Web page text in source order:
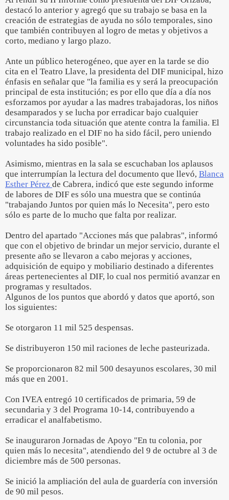
destacó lo anterior y agregó que su trabajo se basa en la
creación de estrategias de ayuda no sólo temporales, sino
que también contribuyen al logro de metas y objetivos a
corto, mediano y largo plazo.
Ante un público heterogéneo, que ayer en la tarde se dio
cita en el Teatro Llave, la presidenta del DIF municipal, hizo
énfasis en señalar que "la familia es y será la preocupación
principal de esta institución; es por ello que día a día nos
esforzamos por ayudar a las madres trabajadoras, los niños
desamparados y se lucha por erradicar bajo cualquier
circunstancia toda situación que atente contra la familia. El
trabajo realizado en el DIF no ha sido fácil, pero uniendo
voluntades ha sido posible".
Asimismo, mientras en la sala se escuchaban los aplausos
que interrumpían la lectura del documento que llevó, Blanca
Esther Pérez de Cabrera, indicó que este segundo informe
de labores de DIF es sólo una muestra que se continúa
"trabajando Juntos por quien más lo Necesita", pero esto
sólo es parte de lo mucho que falta por realizar.
Dentro del apartado "Acciones más que palabras", informó
que con el objetivo de brindar un mejor servicio, durante el
presente año se llevaron a cabo mejoras y acciones,
adquisición de equipo y mobiliario destinado a diferentes
áreas pertenecientes al DIF, lo cual nos permitió avanzar en
programas y resultados.
Algunos de los puntos que abordó y datos que aportó, son
los siguientes:
Se otorgaron 11 mil 525 despensas.
Se distribuyeron 150 mil raciones de leche pasteurizada.
Se proporcionaron 82 mil 500 desayunos escolares, 30 mil
más que en 2001.
Con IVEA entregó 10 certificados de primaria, 59 de
secundaria y 3 del Programa 10-14, contribuyendo a
erradicar el analfabetismo.
Se inauguraron Jornadas de Apoyo "En tu colonia, por
quien más lo necesita", atendiendo del 9 de octubre al 3 de
diciembre más de 500 personas.
Se inició la ampliación del aula de guardería con inversión
de 90 mil pesos.